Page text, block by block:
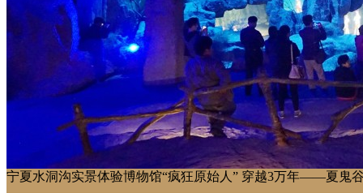
宁夏水洞沟实景体验博物馆“疯狂原始人” 穿越3万年——夏鬼